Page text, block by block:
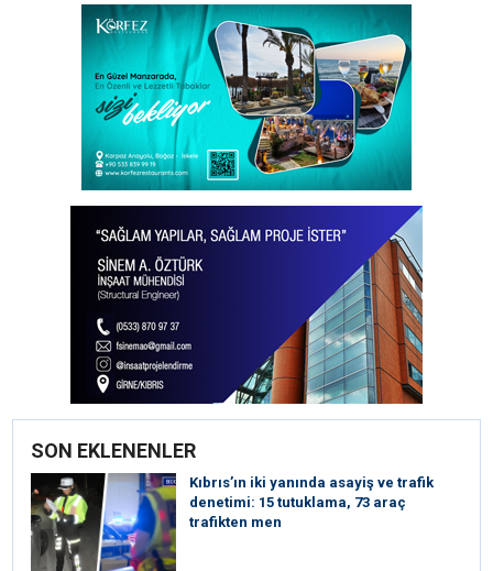
SON EKLENENLER
Kıbrıs’ın iki yanında asayiş ve trafik
denetimi: 15 tutuklama, 73 araç
trafikten men